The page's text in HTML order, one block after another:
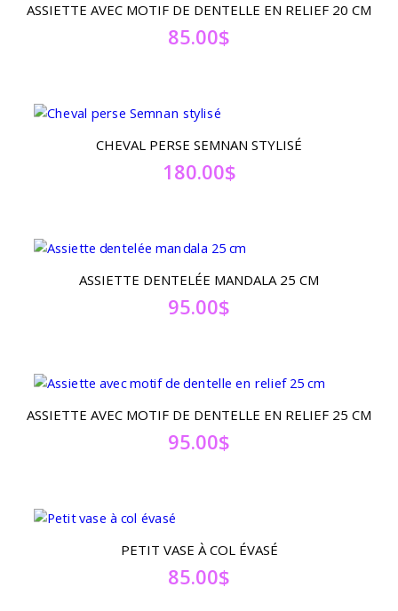
ASSIETTE AVEC MOTIF DE DENTELLE EN RELIEF 20 CM
85.00$
CHEVAL PERSE SEMNAN STYLISÉ
180.00$
ASSIETTE DENTELÉE MANDALA 25 CM
95.00$
ASSIETTE AVEC MOTIF DE DENTELLE EN RELIEF 25 CM
95.00$
PETIT VASE À COL ÉVASÉ
85.00$